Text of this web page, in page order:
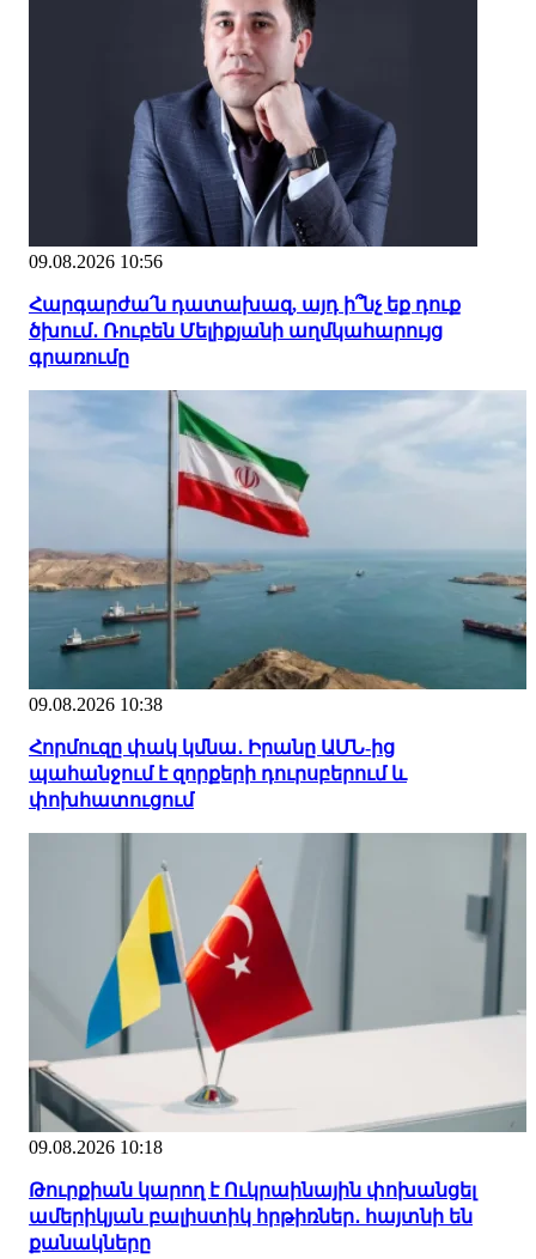
09.08.2026 10:56
Հարգարժա՛ն դատախազ, այդ ի՞նչ եք դուք
ծխում․ Ռուբեն Մելիքյանի աղմկահարույց
գրառումը
09.08.2026 10:38
Հորմուզը փակ կմնա․ Իրանը ԱՄՆ-ից
պահանջում է զորքերի դուրսբերում և
փոխհատուցում
09.08.2026 10:18
Թուրքիան կարող է Ուկրաինային փոխանցել
ամերիկյան բալիստիկ հրթիռներ․ հայտնի են
քանակները